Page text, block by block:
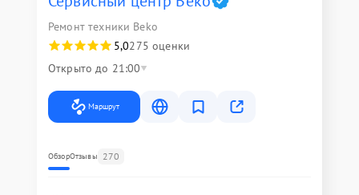
Ремонт техники Beko
5,0275 оценки
Открыто до 21:00
Маршрут
ОбзорОтзывы 270